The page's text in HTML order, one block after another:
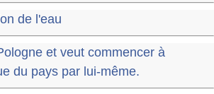
de l'eau
et veut commencer à
du pays par lui-même.